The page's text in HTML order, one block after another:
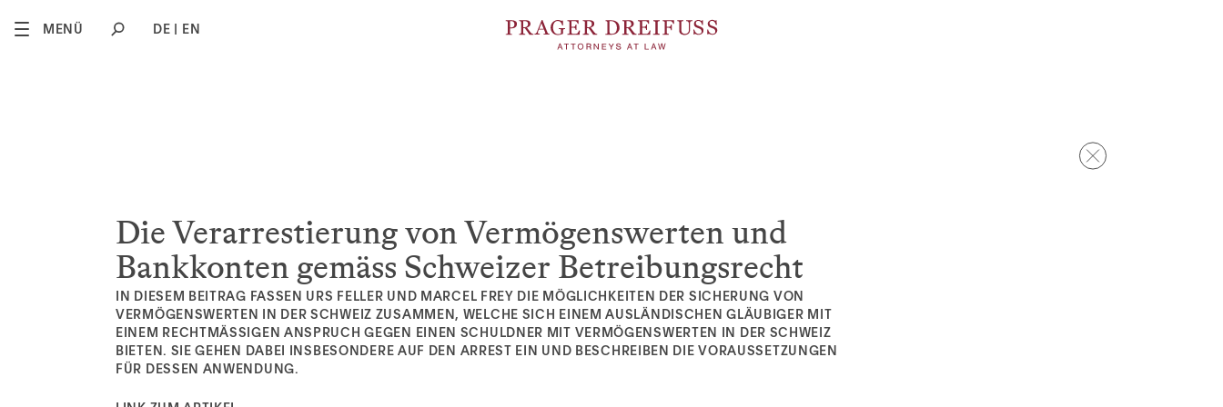
MENÜ DE EN
Die Verarrestierung von Vermögenswerten und
Bankkonten gemäss Schweizer Betreibungsrecht
IN DIESEM BEITRAG FASSEN URS FELLER UND MARCEL FREY DIE MÖGLICHKEITEN DER SICHERUNG VON
VERMÖGENSWERTEN IN DER SCHWEIZ ZUSAMMEN, WELCHE SICH EINEM AUSLÄNDISCHEN GLÄUBIGER MIT
EINEM RECHTMÄSSIGEN ANSPRUCH GEGEN EINEN SCHULDNER MIT VERMÖGENSWERTEN IN DER SCHWEIZ
BIETEN. SIE GEHEN DABEI INSBESONDERE AUF DEN ARREST EIN UND BESCHREIBEN DIE VORAUSSETZUNGEN
FÜR DESSEN ANWENDUNG.